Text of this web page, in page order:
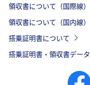
領収書について（国際線）
領収書について（国内線）
搭乗証明書について
搭乗証明書・領収書デー